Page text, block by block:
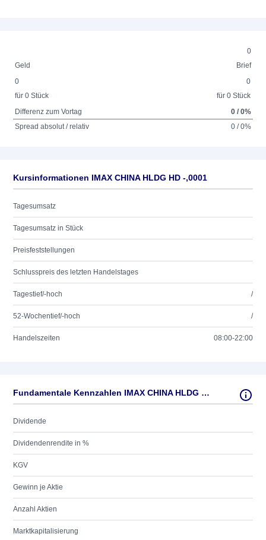
0
Geld
Brief
0
für 0 Stück
0
für 0 Stück
Differenz zum Vortag
0 / 0%
Spread absolut / relativ
0 / 0%
Kursinformationen IMAX CHINA HLDG HD -,0001
Tagesumsatz
Tagesumsatz in Stück
Preisfeststellungen
Schlusspreis des letzten Handelstages
Tagestief/-hoch /
52-Wochentief/-hoch /
Handelszeiten 08:00-22:00
Fundamentale Kennzahlen IMAX CHINA HLDG HD -,0001
Dividende
Dividendenrendite in %
KGV
Gewinn je Aktie
Anzahl Aktien
Marktkapitalisierung